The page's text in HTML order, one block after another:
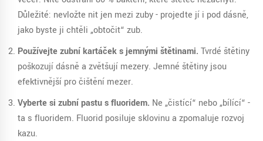
Důležité: nevložte nit jen mezi zuby - projeďte jí i pod dásně,
jako byste ji chtěli „obtočit“ zub.
Používejte zubní kartáček s jemnými štětinami. Tvrdé štětiny
poškozují dásně a zvětšují mezery. Jemné štětiny jsou
efektivnější pro čištění mezer.
Vyberte si zubní pastu s fluoridem. Ne „čistící“ nebo „bílící“ -
ta s fluoridem. Fluorid posiluje sklovinu a zpomaluje rozvoj
kazu.